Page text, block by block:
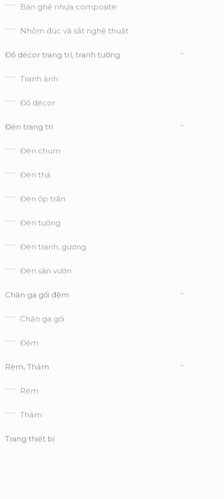
Bàn ghế nhựa composite
Nhôm đúc và sắt nghệ thuật
Đồ décor trang trí, tranh tường
Tranh ảnh
Đồ décor
Đèn trang trí
Đèn chum
Đèn thả
Đèn ốp trần
Đèn tường
Đèn tranh, gương
Đèn sân vườn
Chăn ga gối đệm
Chăn ga gối
Đệm
Rèm, Thảm
Rèm
Thảm
Trang thiết bị